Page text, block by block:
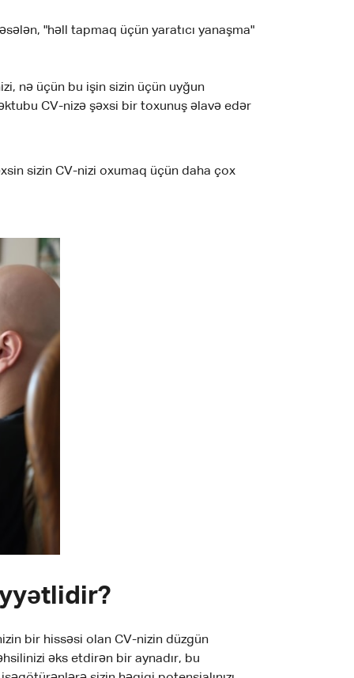
"həll tapmaq üçün yaratıcı yanaşma"
nə üçün bu işin sizin üçün uyğun
CV-nizə şəxsi bir toxunuş əlavə edər
sizin CV-nizi oxumaq üçün daha çox
bir hissəsi olan CV-nizin düzgün
əks etdirən bir aynadır, bu